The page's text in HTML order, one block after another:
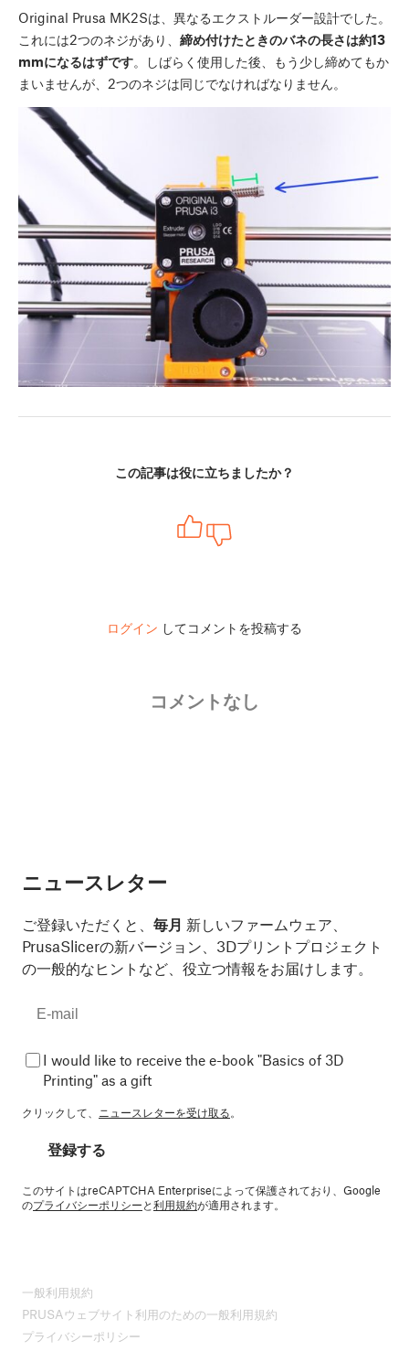
Original Prusa MK2Sは、異なるエクストルーダー設計でした。
これには2つのネジがあり、 締め付けたときのバネの長さは約13
mmになるはずです。しばらく使用した後、もう少し締めてもか
まいませんが、2つのネジは同じでなければなりません。
この記事は役に立ちましたか？
ログイン してコメントを投稿する
コメントなし
ニュースレター
ご登録いただくと、 毎月 新しいファームウェア、
PrusaSlicerの新バージョン、3Dプリントプロジェクト
の一般的なヒントなど、役立つ情報をお届けします。
I would like to receive the e-book "Basics of 3D
Printing" as a gift
クリックして、 ニュースレターを受け取る。
登録する
このサイトはreCAPTCHA Enterpriseによって保護されており、Google
のプライバシーポリシーと利用規約が適用されます。
一般利用規約
PRUSAウェブサイト利用のための一般利用規約
プライバシーポリシー